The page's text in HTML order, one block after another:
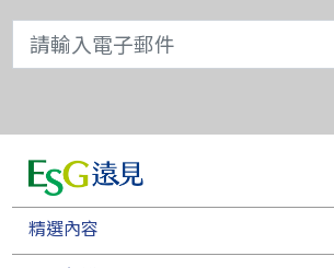
精選內容